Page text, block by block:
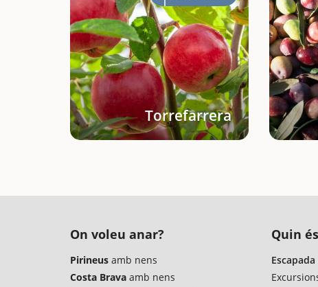
Torrefarrera
On voleu anar?
Pirineus amb nens
Costa Brava amb nens
Quin